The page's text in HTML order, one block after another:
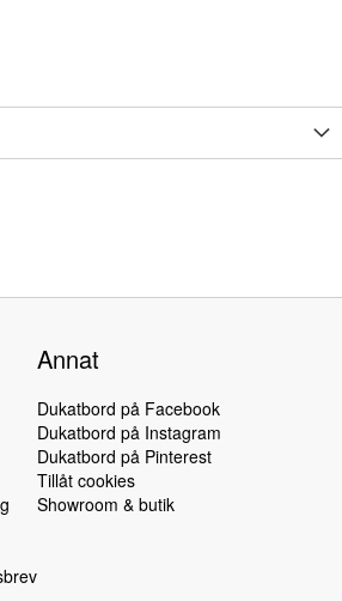
Annat
Dukatbord på Facebook
Dukatbord på Instagram
Dukatbord på Pinterest
Tillåt cookies
Showroom & butik